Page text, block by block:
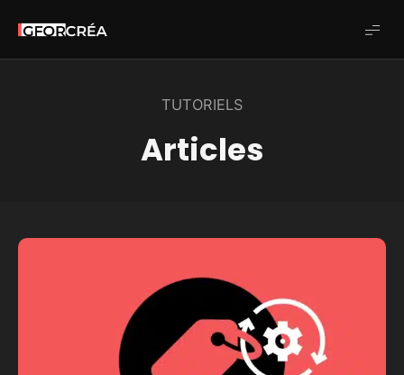
Studio
GforCréa
TUTORIELS
Articles